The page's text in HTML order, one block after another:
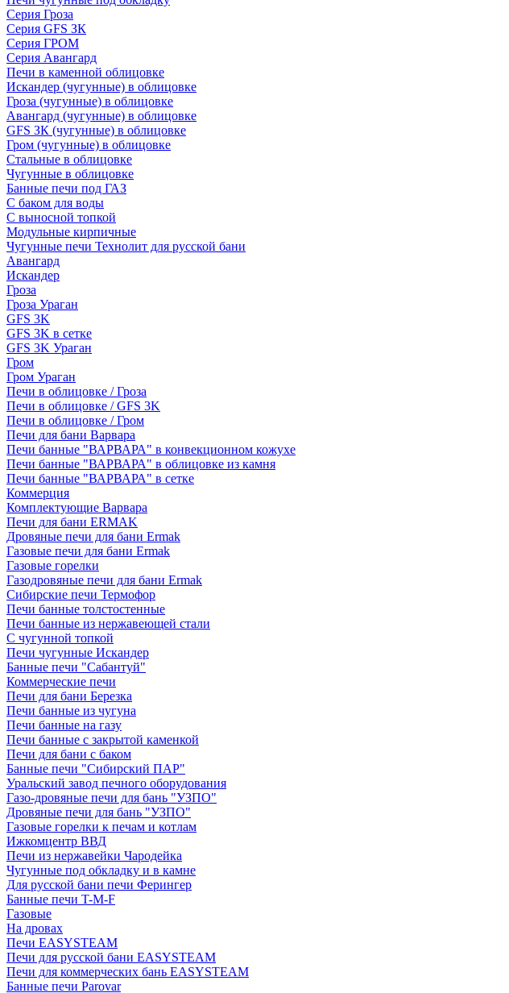
Серия Гроза
Серия GFS ЗК
Серия ГРОМ
Серия Авангард
Печи в каменной облицовке
Искандер (чугунные) в облицовке
Гроза (чугунные) в облицовке
Авангард (чугунные) в облицовке
GFS ЗК (чугунные) в облицовке
Гром (чугунные) в облицовке
Стальные в облицовке
Чугунные в облицовке
Банные печи под ГАЗ
С баком для воды
С выносной топкой
Модульные кирпичные
Чугунные печи Технолит для русской бани
Авангард
Искандер
Гроза
Гроза Ураган
GFS 3K
GFS 3K в сетке
GFS 3K Ураган
Гром
Гром Ураган
Печи в облицовке / Гроза
Печи в облицовке / GFS 3K
Печи в облицовке / Гром
Печи для бани Варвара
Печи банные "ВАРВАРА" в конвекционном кожухе
Печи банные "ВАРВАРА" в облицовке из камня
Печи банные "ВАРВАРА" в сетке
Коммерция
Комплектующие Варвара
Печи для бани ERMAK
Дровяные печи для бани Ermak
Газовые печи для бани Ermak
Газовые горелки
Газодровяные печи для бани Ermak
Сибирские печи Термофор
Печи банные толстостенные
Печи банные из нержавеющей стали
С чугунной топкой
Печи чугунные Искандер
Банные печи "Сабантуй"
Коммерческие печи
Печи для бани Березка
Печи банные из чугуна
Печи банные на газу
Печи банные с закрытой каменкой
Печи для бани с баком
Банные печи "Сибирский ПАР"
Уральский завод печного оборудования
Газо-дровяные печи для бань "УЗПО"
Дровяные печи для бань "УЗПО"
Газовые горелки к печам и котлам
Ижкомцентр ВВД
Печи из нержавейки Чародейка
Чугунные под обкладку и в камне
Для русской бани печи Ферингер
Банные печи T-M-F
Газовые
На дровах
Печи EASYSTEAM
Печи для русской бани EASYSTEAM
Печи для коммерческих бань EASYSTEAM
Банные печи Parovar